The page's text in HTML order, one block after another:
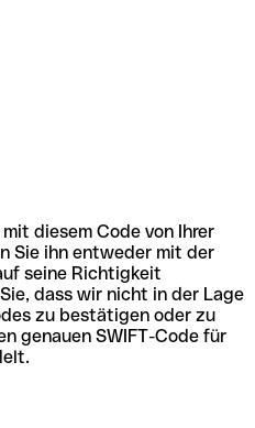
diesem Code von Ihrer
Sie ihn entweder mit der
seine Richtigkeit
dass wir nicht in der Lage
zu bestätigen oder zu
genauen SWIFT-Code für